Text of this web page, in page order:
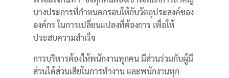
บางประการที่กำหนดกรอบให้กับวัตถุประสงค์ของ
องค์กร ในการเปลี่ยนแปลงที่ต้องการ เพื่อให้
ประสบความสำเร็จ
การบริหารต้องให้พนักงานทุกคน มีส่วนร่วมกับผู้มี
ส่วนได้ส่วนเสียในการทำงาน และพนักงานทุก